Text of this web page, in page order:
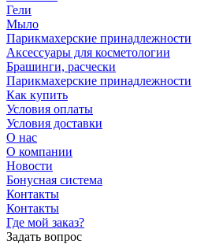
Гели
Мыло
Парикмахерские принадлежности
Аксессуары для косметологии
Брашинги, расчески
Парикмахерские принадлежности
Как купить
Условия оплаты
Условия доставки
О нас
О компании
Новости
Бонусная система
Контакты
Контакты
Где мой заказ?
Задать вопрос